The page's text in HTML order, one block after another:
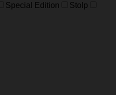
Special Edition
Stolp